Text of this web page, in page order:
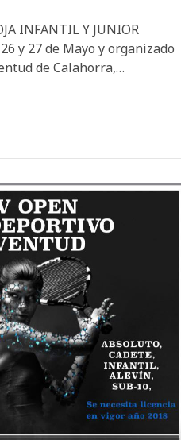
INFANTIL Y JUNIOR
y 27 de Mayo y organizado
de Calahorra,…